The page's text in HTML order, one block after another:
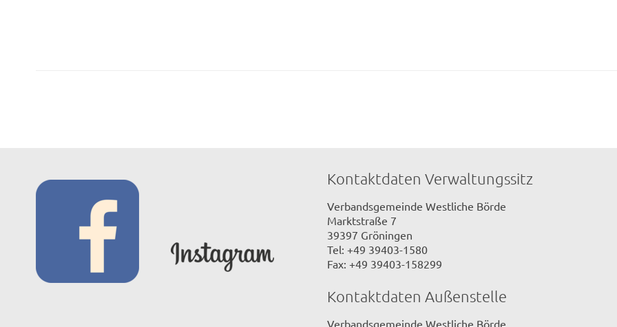
Kontaktdaten Verwaltungssitz
Verbandsgemeinde Westliche Börde
Marktstraße 7
39397 Gröningen
Tel: +49 39403-1580
Fax: +49 39403-158299
Kontaktdaten Außenstelle
Verbandsgemeinde Westliche Börde